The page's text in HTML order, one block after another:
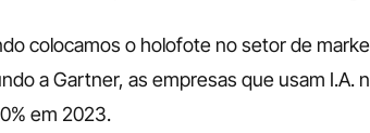
colocamos o holofote no setor de
a Gartner, as empresas que usam
em 2023.